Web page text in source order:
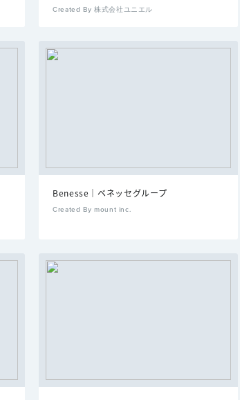
Created By 株式会社ユニエル
Benesse｜ベネッセグループ
Created By mount inc.